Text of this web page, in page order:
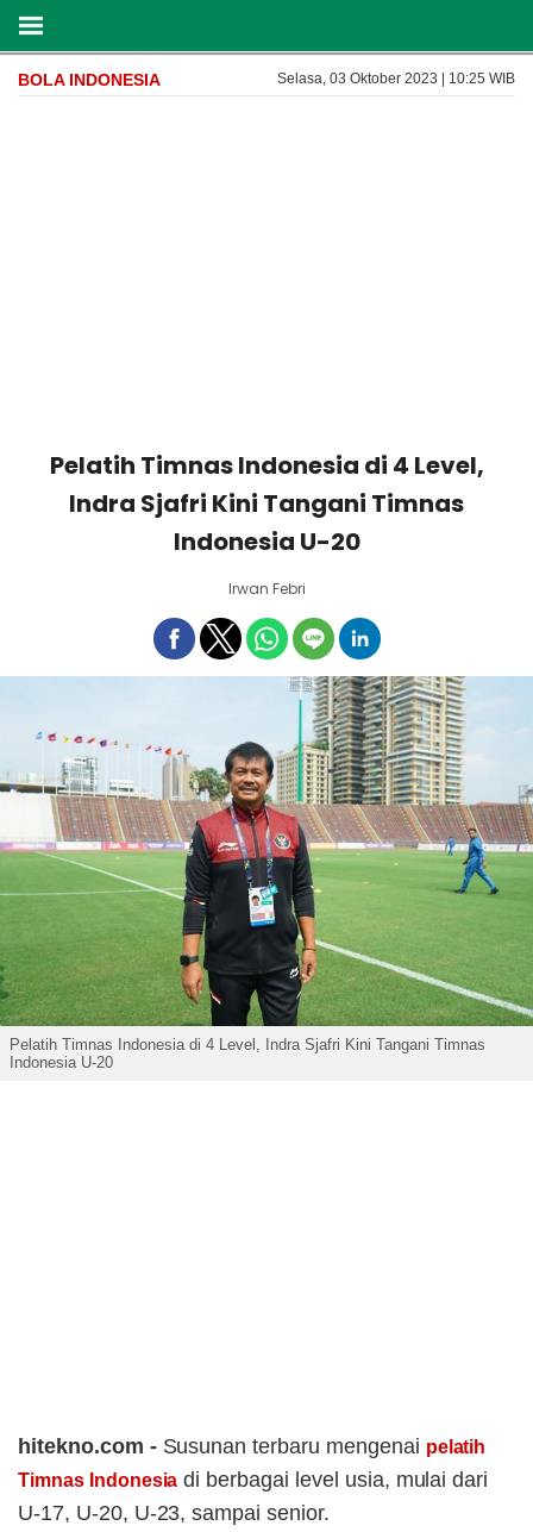
BOLA INDONESIA Selasa, 03 Oktober 2023 | 10:25 WIB
Pelatih Timnas Indonesia di 4 Level,
Indra Sjafri Kini Tangani Timnas
Indonesia U-20
Irwan Febri
Pelatih Timnas Indonesia di 4 Level, Indra Sjafri Kini Tangani Timnas
Indonesia U-20
hitekno.com - Susunan terbaru mengenai pelatih
Timnas Indonesia di berbagai level usia, mulai dari
U-17, U-20, U-23, sampai senior.